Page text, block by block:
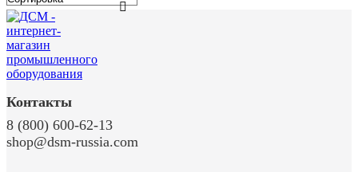
Контакты
8 (800) 600-62-13
shop@dsm-russia.com